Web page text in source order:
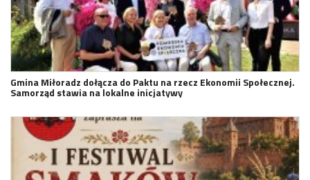
Gmina Miłoradz dołącza do Paktu na rzecz Ekonomii Społecznej.
Samorząd stawia na lokalne inicjatywy